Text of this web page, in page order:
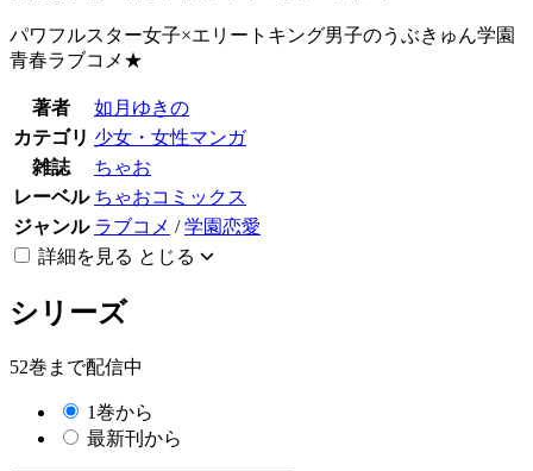
パワフルスター女子×エリートキング男子のうぶきゅん学園
青春ラブコメ★
著者
如月ゆきの
カテゴリ 少女・女性マンガ
雑誌
ちゃお
レーベル ちゃおコミックス
ジャンル ラブコメ /学園恋愛
詳細を見る とじる
シリーズ
52巻まで配信中
1巻から
最新刊から